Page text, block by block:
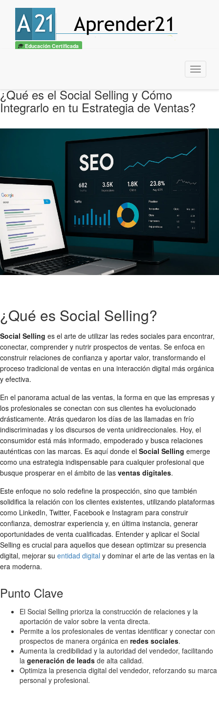
Educación Certificada
Menu
¿Qué es el Social Selling y Cómo
Integrarlo en tu Estrategia de Ventas?
¿Qué es Social Selling?
Social Selling es el arte de utilizar las redes sociales para encontrar,
conectar, comprender y nutrir prospectos de ventas. Se enfoca en
construir relaciones de confianza y aportar valor, transformando el
proceso tradicional de ventas en una interacción digital más orgánica
y efectiva.
En el panorama actual de las ventas, la forma en que las empresas y
los profesionales se conectan con sus clientes ha evolucionado
drásticamente. Atrás quedaron los días de las llamadas en frío
indiscriminadas y los discursos de venta unidireccionales. Hoy, el
consumidor está más informado, empoderado y busca relaciones
auténticas con las marcas. Es aquí donde el Social Selling emerge
como una estrategia indispensable para cualquier profesional que
busque prosperar en el ámbito de las ventas digitales.
Este enfoque no solo redefine la prospección, sino que también
solidifica la relación con los clientes existentes, utilizando plataformas
como LinkedIn, Twitter, Facebook e Instagram para construir
confianza, demostrar experiencia y, en última instancia, generar
oportunidades de venta cualificadas. Entender y aplicar el Social
Selling es crucial para aquellos que desean optimizar su presencia
digital, mejorar su entidad digital y dominar el arte de las ventas en la
era moderna.
Punto Clave
El Social Selling prioriza la construcción de relaciones y la
aportación de valor sobre la venta directa.
Permite a los profesionales de ventas identificar y conectar con
prospectos de manera orgánica en redes sociales.
Aumenta la credibilidad y la autoridad del vendedor, facilitando
la generación de leads de alta calidad.
Optimiza la presencia digital del vendedor, reforzando su marca
personal y profesional.